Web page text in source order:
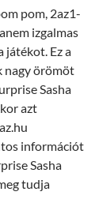
pom, 2az1-
izgalmas
játékot. Ez a
nagy örömöt
Sasha
azt
információt
Sasha
tudja